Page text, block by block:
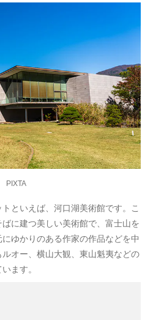
PIXTA
といえば、河口湖美術館です。こ
に建つ美しい美術館で、富士山を
ゆかりのある作家の作品などを中
オー、横山大観、東山魁夷などの
ます。